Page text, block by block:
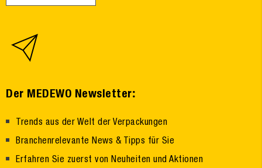
Der MEDEWO Newsletter:
Trends aus der Welt der Verpackungen
Branchenrelevante News & Tipps für Sie
Erfahren Sie zuerst von Neuheiten und Aktionen